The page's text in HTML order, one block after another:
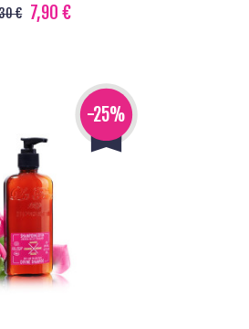
€ 7,90 €
-25%